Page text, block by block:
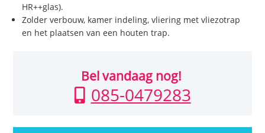
HR++glas).
Zolder verbouw, kamer indeling, vliering met vliezotrap
en het plaatsen van een houten trap.
Bel vandaag nog!
085-0479283